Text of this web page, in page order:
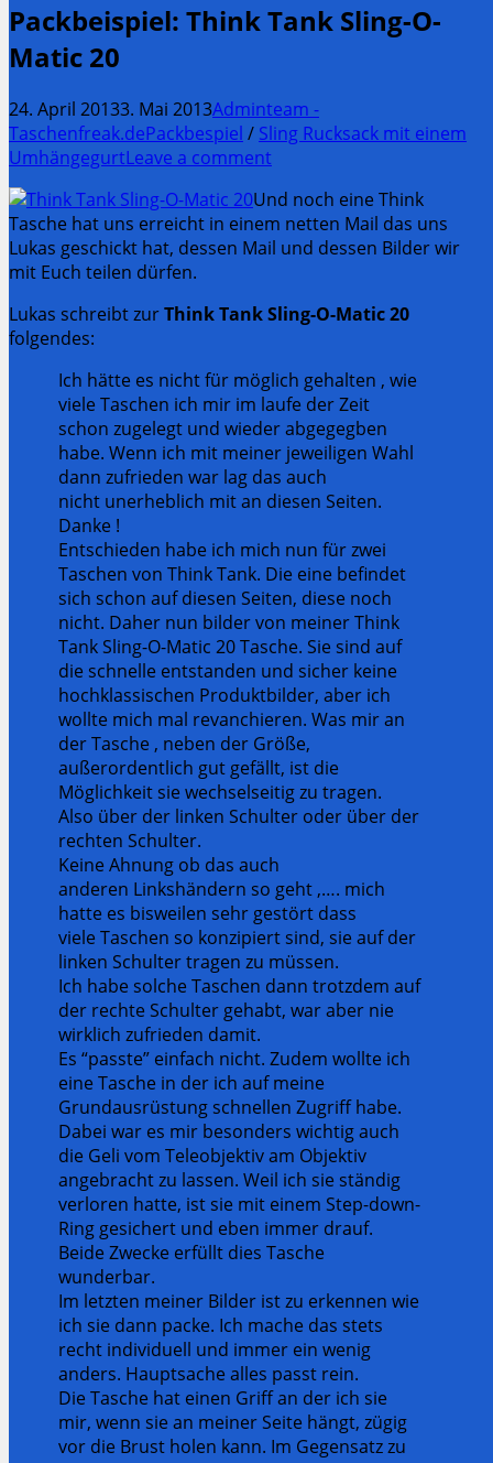
Packbeispiel: Think Tank Sling-O-
Matic 20
24. April 20133. Mai 2013Adminteam -
Taschenfreak.dePackbespiel / Sling Rucksack mit einem
UmhängegurtLeave a comment
Und noch eine Think
Tasche hat uns erreicht in einem netten Mail das uns
Lukas geschickt hat, dessen Mail und dessen Bilder wir
mit Euch teilen dürfen.
Lukas schreibt zurThink Tank Sling-O-Matic 20
folgendes:
Ich hätte es nicht für möglich gehalten , wie
viele Taschen ich mir im laufe der Zeit
schon zugelegt und wieder abgegegben
habe. Wenn ich mit meiner jeweiligen Wahl
dann zufrieden war lag das auch
nicht unerheblich mit an diesen Seiten.
Danke !
Entschieden habe ich mich nun für zwei
Taschen von Think Tank. Die eine befindet
sich schon auf diesen Seiten, diese noch
nicht. Daher nun bilder von meiner Think
Tank Sling-O-Matic 20 Tasche. Sie sind auf
die schnelle entstanden und sicher keine
hochklassischen Produktbilder, aber ich
wollte mich mal revanchieren. Was mir an
der Tasche , neben der Größe,
außerordentlich gut gefällt, ist die
Möglichkeit sie wechselseitig zu tragen.
Also über der linken Schulter oder über der
rechten Schulter.
Keine Ahnung ob das auch
anderen Linkshändern so geht ,…. mich
hatte es bisweilen sehr gestört dass
viele Taschen so konzipiert sind, sie auf der
linken Schulter tragen zu müssen.
Ich habe solche Taschen dann trotzdem auf
der rechte Schulter gehabt, war aber nie
wirklich zufrieden damit.
Es “passte” einfach nicht. Zudem wollte ich
eine Tasche in der ich auf meine
Grundausrüstung schnellen Zugriff habe.
Dabei war es mir besonders wichtig auch
die Geli vom Teleobjektiv am Objektiv
angebracht zu lassen. Weil ich sie ständig
verloren hatte, ist sie mit einem Step-down-
Ring gesichert und eben immer drauf.
Beide Zwecke erfüllt dies Tasche
wunderbar.
Im letzten meiner Bilder ist zu erkennen wie
ich sie dann packe. Ich mache das stets
recht individuell und immer ein wenig
anders. Hauptsache alles passt rein.
Die Tasche hat einen Griff an der ich sie
mir, wenn sie an meiner Seite hängt, zügig
vor die Brust holen kann. Im Gegensatz zu